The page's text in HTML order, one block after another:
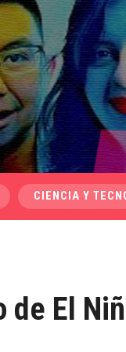
CIENCIA Y
de El